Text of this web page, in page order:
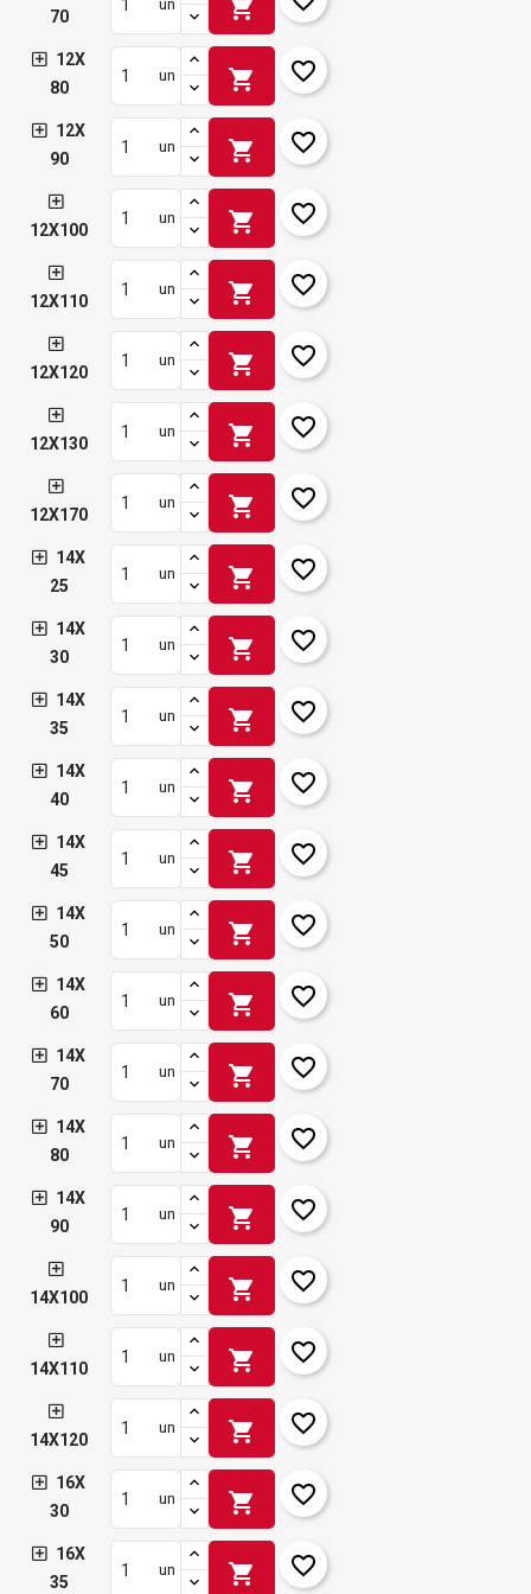
70
un shopping_cart
12X
80
un shopping_cart favorite_border
12X
90
un shopping_cart favorite_border
12X100
un shopping_cart favorite_border
12X110
un shopping_cart favorite_border
12X120
un shopping_cart favorite_border
12X130
un shopping_cart favorite_border
12X170
un shopping_cart favorite_border
14X
25
un shopping_cart favorite_border
14X
30
un shopping_cart favorite_border
14X
35
un shopping_cart favorite_border
14X
40
un shopping_cart favorite_border
14X
45
un shopping_cart favorite_border
14X
50
un shopping_cart favorite_border
14X
60
un shopping_cart favorite_border
14X
70
un shopping_cart favorite_border
14X
80
un shopping_cart favorite_border
14X
90
un shopping_cart favorite_border
14X100
un shopping_cart favorite_border
14X110
un shopping_cart favorite_border
14X120
un shopping_cart favorite_border
16X
30
un shopping_cart favorite_border
16X
35
un shopping_cart favorite_border